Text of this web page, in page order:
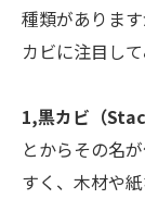
種類がありま
カビに注目して
1,黒カビ（
とからその名
すく、木材や